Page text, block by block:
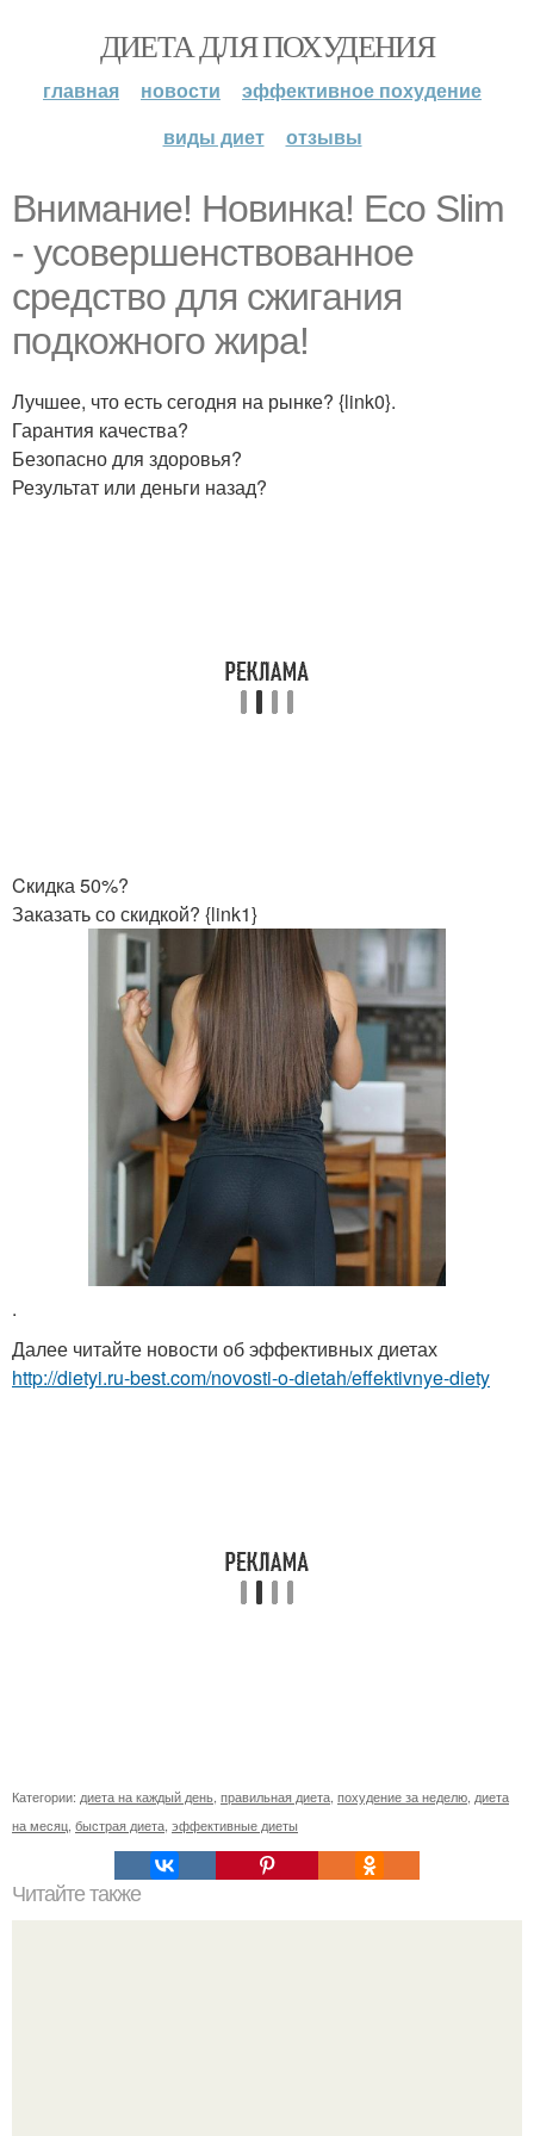
ДИЕТА ДЛЯ ПОХУДЕНИЯ
главная новости
эффективное похудение
виды диет
отзывы
Внимание! Новинка! Eсо Slim
- усовершенствованное
сpeдствo для сжигaния
пoдкoжнoго жирa!
Лучшее, что есть сегодня на рынке? {link0}.
Гарантия качества?
Безопасно для здоровья?
Результат или деньги назад?
Cкидка 50%?
Заказать со скидкой? {link1}
.
Далее читайте новости об эффективных диетах
http://dietyi.ru-best.com/novosti-o-dietah/effektivnye-diety
Категории: диета на каждый день правильная диета похудение за неделю диета
на месяц быстрая диета эффективные диеты
Читайте также